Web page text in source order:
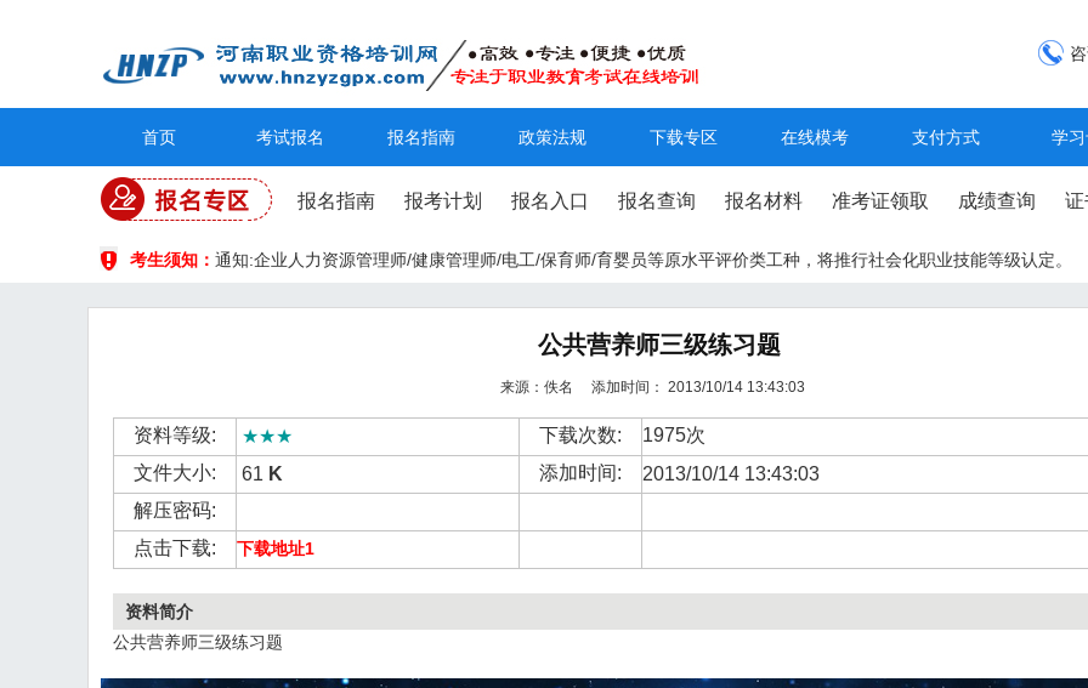
首页 考试报名 报名指南 政策法规 下载专区 在线模考 支付方式 学
报名指南 报考计划 报名入口 报名查询 报名材料 准考证领取 成绩查询 证
考生须知： 通知:企业人力资源管理师/健康管理师/电工/保育师/育婴员等原水平评价类工种，将推行社会化职业技能等级认定。
公共营养师三级练习题
来源：佚名 添加时间： 2013/10/14 13:43:03
资料等级: ★★★ 下载次数:
1975次
文件大小:
61 K 添加时间:
2013/10/14 13:43:03
解压密码:
点击下载:
下载地址1
资料简介
公共营养师三级练习题